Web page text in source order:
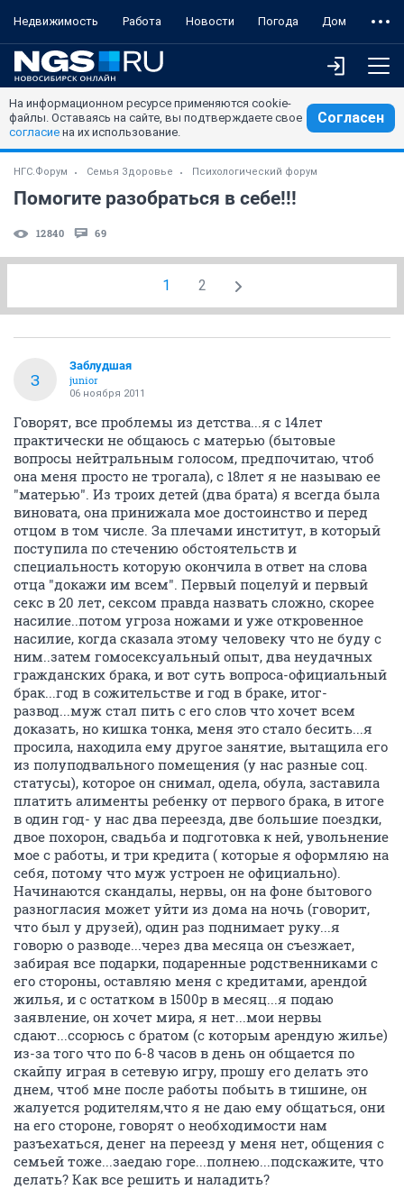
Недвижимость Работа Новости Погода Дом
На информационном ресурсе применяются cookie-
файлы. Оставаясь на сайте, вы подтверждаете свое
согласие на их использование.
Согласен
НГС.Форум Семья Здоровье Психологический форум
Помогите разобраться в себе!!!
12840 69
1 2
З
Заблудшая
junior
06 ноября 2011
Говорят, все проблемы из детства...я с 14лет
практически не общаюсь с матерью (бытовые
вопросы нейтральным голосом, предпочитаю, чтоб
она меня просто не трогала), с 18лет я не называю ее
"матерью". Из троих детей (два брата) я всегда была
виновата, она принижала мое достоинство и перед
отцом в том числе. За плечами институт, в который
поступила по стечению обстоятельств и
специальность которую окончила в ответ на слова
отца "докажи им всем". Первый поцелуй и первый
секс в 20 лет, сексом правда назвать сложно, скорее
насилие..потом угроза ножами и уже откровенное
насилие, когда сказала этому человеку что не буду с
ним..затем гомосексуальный опыт, два неудачных
гражданских брака, и вот суть вопроса-официальный
брак...год в сожительстве и год в браке, итог-
развод...муж стал пить с его слов что хочет всем
доказать, но кишка тонка, меня это стало бесить...я
просила, находила ему другое занятие, вытащила его
из полуподвального помещения (у нас разные соц.
статусы), которое он снимал, одела, обула, заставила
платить алименты ребенку от первого брака, в итоге
в один год- у нас два переезда, две большие поездки,
двое похорон, свадьба и подготовка к ней, увольнение
мое с работы, и три кредита ( которые я оформляю на
себя, потому что муж устроен не официально).
Начинаются скандалы, нервы, он на фоне бытового
разногласия может уйти из дома на ночь (говорит,
что был у друзей), один раз поднимает руку...я
говорю о разводе...через два месяца он съезжает,
забирая все подарки, подаренные родственниками с
его стороны, оставляю меня с кредитами, арендой
жилья, и с остатком в 1500р в месяц...я подаю
заявление, он хочет мира, я нет...мои нервы
сдают...ссорюсь с братом (с которым арендую жилье)
из-за того что по 6-8 часов в день он общается по
скайпу играя в сетевую игру, прошу его делать это
днем, чтоб мне после работы побыть в тишине, он
жалуется родителям,что я не даю ему общаться, они
на его стороне, говорят о необходимости нам
разъехаться, денег на переезд у меня нет, общения с
семьей тоже...заедаю горе...полнею...подскажите, что
делать? Как все решить и наладить?